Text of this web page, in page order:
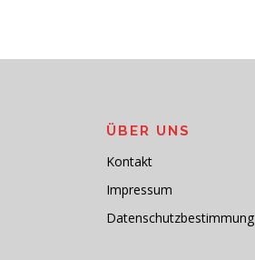
ÜBER UNS
Kontakt
Impressum
Datenschutzbestimmung